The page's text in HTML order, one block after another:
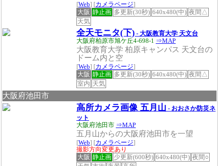
[Web] [カメラページ]
大阪 静止画 多更新(30秒) 640x480(中) 夜間△
天気
全天モニタ(下) - 大阪教育大学 天文台
大阪府柏原市旭ケ丘4-698-1 ⇒MAP
大阪教育大学 柏原キャンパス 天文台の
ドーム内と空
[Web] [カメラページ]
大阪 静止画 多更新(30秒) 640x480(中) 夜間△
室内 天気
大阪府池田市
高所カメラ画像 五月山 - おおさか防災ネ
ット
大阪府池田市 ⇒MAP
五月山からの大阪府池田市を一望
[Web] [カメラページ]
撮影方向変更あり
大阪 静止画 少更新(600秒) 640x480(中) 夜間○